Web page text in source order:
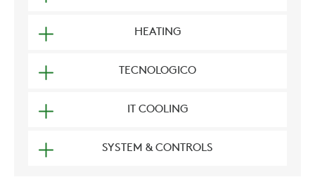
HEATING
TECNOLOGICO
IT COOLING
SYSTEM & CONTROLS